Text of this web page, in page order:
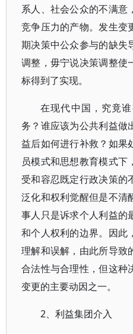
系人、社会公众的不满意
竞争压力的产物。发生变
期决策中公众参与的缺失
调整，毋宁说决策调整使
标得到了实现。
在现代中国，究竟
务？谁应该为公共利益做
益后如何进行补救？如果
员模式和思想教育模式
受和容忍既定行政决策的
泛化和权利觉醒但是不清
事人只是诉求个人利益的
和个人权利的边界。因此
理解和误解，由此所导致
合法性与合理性，但这种
变更的主要动因之一。
2、利益集团介入